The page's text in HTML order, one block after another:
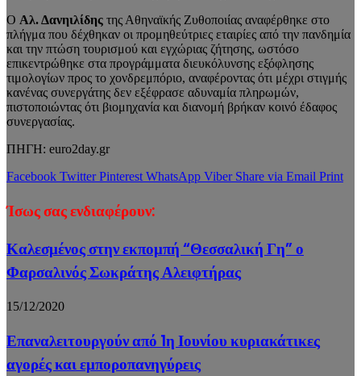
Ο Αλ. Δανηιλίδης της Αθηναϊκής Ζυθοποιίας αναφέρθηκε στο
πλήγμα που δέχθηκαν οι προμηθεύτριες εταιρίες από την πανδημία
και την πτώση τουρισμού και εγχώριας ζήτησης, ωστόσο
επικεντρώθηκε στα προγράμματα διευκόλυνσης εξόφλησης
τιμολογίων προς το χονδρεμπόριο, αναφέροντας ότι μέχρι στιγμής
κανένας συνεργάτης δεν εξέφρασε αδυναμία πληρωμών,
πιστοποιώντας ότι βιομηχανία και διανομή βρήκαν κοινό έδαφος
συνεργασίας.
ΠΗΓΗ: euro2day.gr
Facebook Twitter Pinterest WhatsApp Viber Share via Email Print
Ίσως σας ενδιαφέρουν:
Καλεσμένος στην εκπομπή “Θεσσαλική Γη” ο
Φαρσαλινός Σωκράτης Αλειφτήρας
15/12/2020
Επαναλειτουργούν από 1η Ιουνίου κυριακάτικες
αγορές και εμποροπανηγύρεις